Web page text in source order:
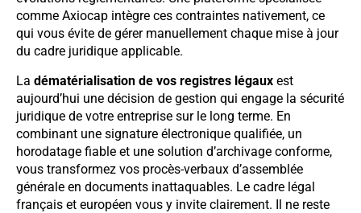
comme Axiocap intègre ces contraintes nativement, ce
qui vous évite de gérer manuellement chaque mise à jour
du cadre juridique applicable.
La dématérialisation de vos registres légaux est
aujourd’hui une décision de gestion qui engage la sécurité
juridique de votre entreprise sur le long terme. En
combinant une signature électronique qualifiée, un
horodatage fiable et une solution d’archivage conforme,
vous transformez vos procès-verbaux d’assemblée
générale en documents inattaquables. Le cadre légal
français et européen vous y invite clairement. Il ne reste